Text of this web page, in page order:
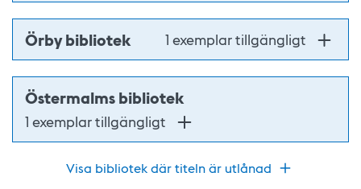
Örby bibliotek 1 exemplar tillgängligt
Östermalms bibliotek
1 exemplar tillgängligt
Visa bibliotek där titeln är utlånad